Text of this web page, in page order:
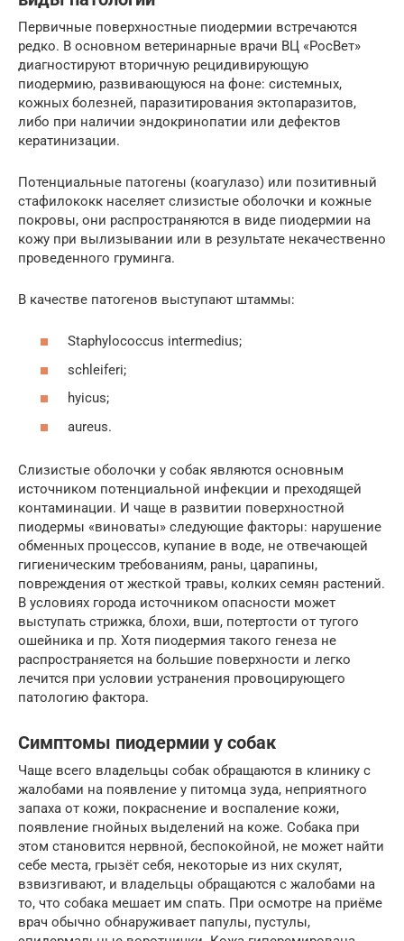
Первичные поверхностные пиодермии встречаются
редко. В основном ветеринарные врачи ВЦ «РосВет»
диагностируют вторичную рецидивирующую
пиодермию, развивающуюся на фоне: системных,
кожных болезней, паразитирования эктопаразитов,
либо при наличии эндокринопатии или дефектов
кератинизации.
Потенциальные патогены (коагулазо) или позитивный
стафилококк населяет слизистые оболочки и кожные
покровы, они распространяются в виде пиодермии на
кожу при вылизывании или в результате некачественно
проведенного груминга.
В качестве патогенов выступают штаммы:
Staphylococcus intermedius;
schleiferi;
hyicus;
aureus.
Слизистые оболочки у собак являются основным
источником потенциальной инфекции и преходящей
контаминации. И чаще в развитии поверхностной
пиодермы «виноваты» следующие факторы: нарушение
обменных процессов, купание в воде, не отвечающей
гигиеническим требованиям, раны, царапины,
повреждения от жесткой травы, колких семян растений.
В условиях города источником опасности может
выступать стрижка, блохи, вши, потертости от тугого
ошейника и пр. Хотя пиодермия такого генеза не
распространяется на большие поверхности и легко
лечится при условии устранения провоцирующего
патологию фактора.
Симптомы пиодермии у собак
Чаще всего владельцы собак обращаются в клинику с
жалобами на появление у питомца зуда, неприятного
запаха от кожи, покраснение и воспаление кожи,
появление гнойных выделений на коже. Собака при
этом становится нервной, беспокойной, не может найти
себе места, грызёт себя, некоторые из них скулят,
взвизгивают, и владельцы обращаются с жалобами на
то, что собака мешает им спать. При осмотре на приёме
врач обычно обнаруживает папулы, пустулы,